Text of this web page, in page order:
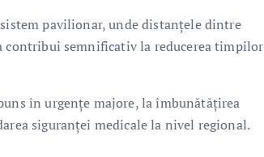
pavilionar, unde distanțele dintre
semnificativ la reducerea timpilor
în urgențe majore, la îmbunătățirea
siguranței medicale la nivel regional.